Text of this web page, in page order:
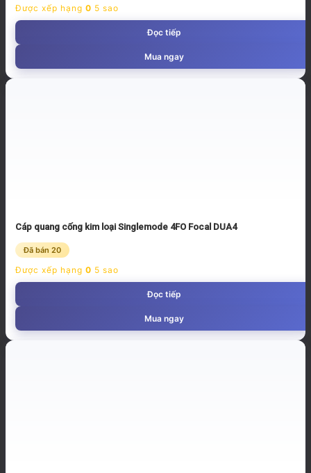
Được xếp hạng 0 5 sao
Đọc tiếp
Mua ngay
Cáp quang cống kim loại Singlemode 4FO Focal DUA4
Đã bán 20
Được xếp hạng 0 5 sao
Đọc tiếp
Mua ngay